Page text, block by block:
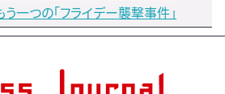
一つの「フライデー襲撃事件」